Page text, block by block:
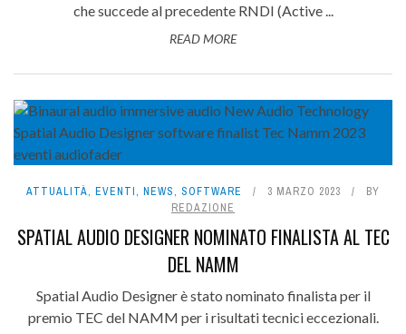
che succede al precedente RNDI (Active ...
READ MORE
ATTUALITÀ, EVENTI, NEWS, SOFTWARE 3 MARZO 2023
BY
REDAZIONE
SPATIAL AUDIO DESIGNER NOMINATO FINALISTA AL TEC
DEL NAMM
Spatial Audio Designer è stato nominato finalista per il
premio TEC del NAMM per i risultati tecnici eccezionali.